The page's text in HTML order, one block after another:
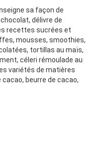
sa façon de
délivre de
recettes sucrées et
mousses, smoothies,
tortillas au maïs,
céleri rémoulade au
variétés de matières
beurre de cacao,